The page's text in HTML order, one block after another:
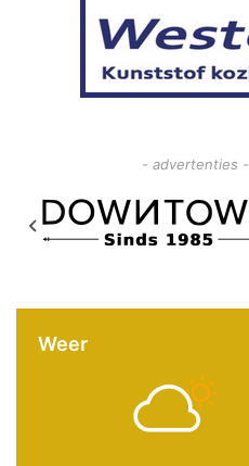
- advertenties -
Weer